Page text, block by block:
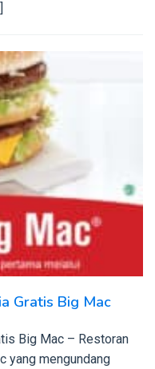
Gratis Big Mac
Big Mac – Restoran
yang mengundang